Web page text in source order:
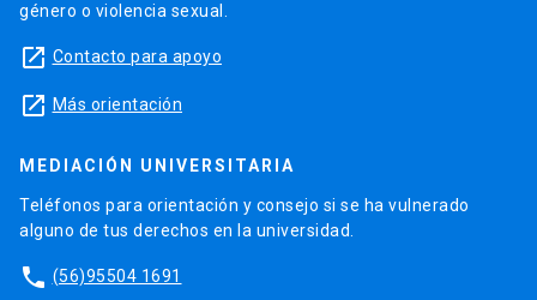
género o violencia sexual.
launch Contacto para apoyo
launch Más orientación
MEDIACIÓN UNIVERSITARIA
Teléfonos para orientación y consejo si se ha vulnerado
alguno de tus derechos en la universidad.
phone (56)95504 1691